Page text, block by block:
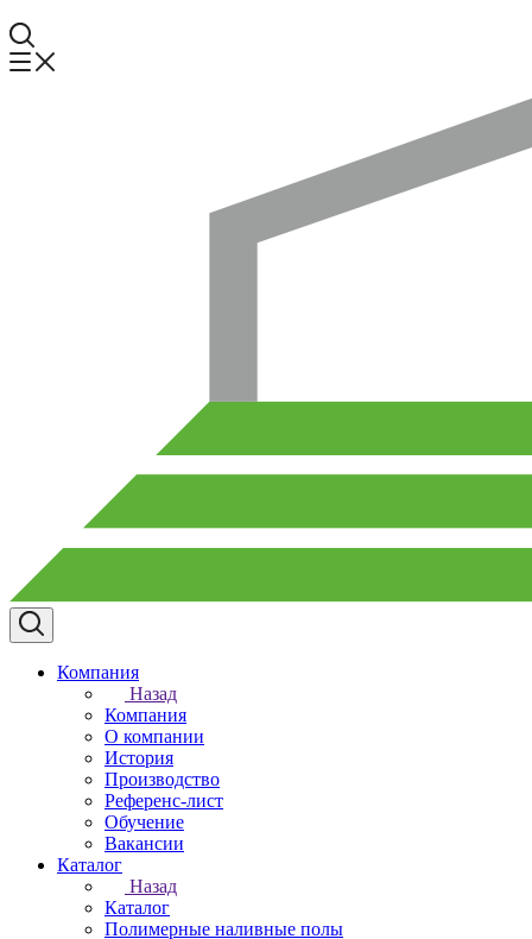
Компания
Назад
Компания
О компании
История
Производство
Референс-лист
Обучение
Вакансии
Каталог
Назад
Каталог
Полимерные наливные полы